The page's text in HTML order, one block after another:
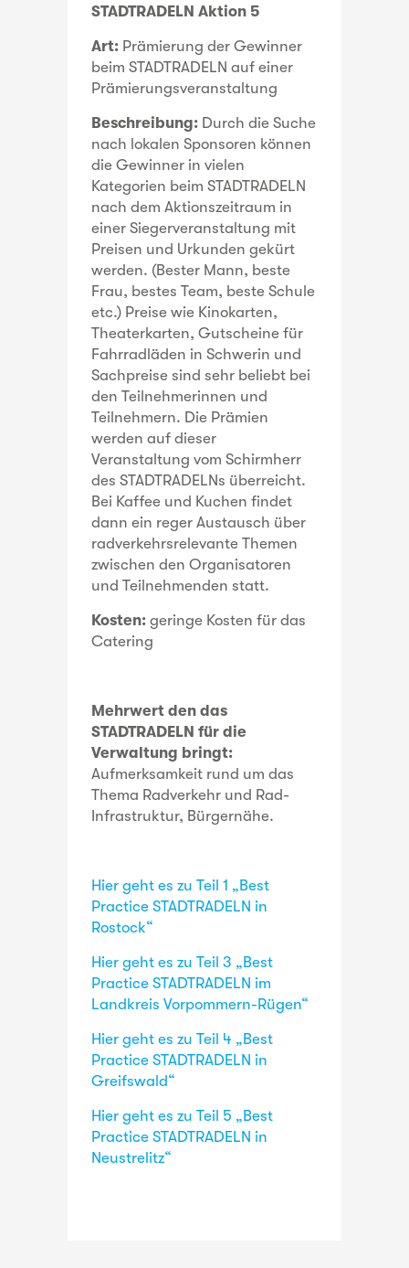
STADTRADELN Aktion 5
Art: Prämierung der Gewinner
beim STADTRADELN auf einer
Prämierungsveranstaltung
Beschreibung: Durch die Suche
nach lokalen Sponsoren können
die Gewinner in vielen
Kategorien beim STADTRADELN
nach dem Aktionszeitraum in
einer Siegerveranstaltung mit
Preisen und Urkunden gekürt
werden. (Bester Mann, beste
Frau, bestes Team, beste Schule
etc.) Preise wie Kinokarten,
Theaterkarten, Gutscheine für
Fahrradläden in Schwerin und
Sachpreise sind sehr beliebt bei
den Teilnehmerinnen und
Teilnehmern. Die Prämien
werden auf dieser
Veranstaltung vom Schirmherr
des STADTRADELNs überreicht.
Bei Kaffee und Kuchen findet
dann ein reger Austausch über
radverkehrsrelevante Themen
zwischen den Organisatoren
und Teilnehmenden statt.
Kosten: geringe Kosten für das
Catering
Mehrwert den das
STADTRADELN für die
Verwaltung bringt:
Aufmerksamkeit rund um das
Thema Radverkehr und Rad-
Infrastruktur, Bürgernähe.
Hier geht es zu Teil 1 „Best
Practice STADTRADELN in
Rostock“
Hier geht es zu Teil 3 „Best
Practice STADTRADELN im
Landkreis Vorpommern-Rügen“
Hier geht es zu Teil 4 „Best
Practice STADTRADELN in
Greifswald“
Hier geht es zu Teil 5 „Best
Practice STADTRADELN in
Neustrelitz“